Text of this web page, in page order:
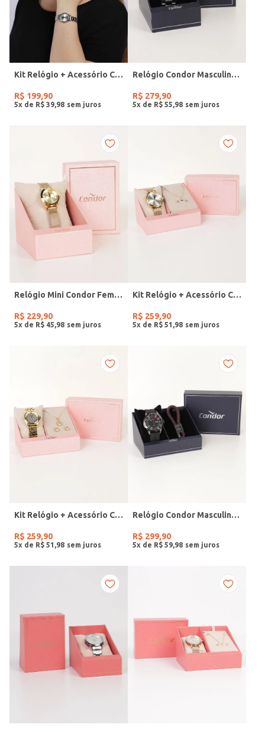
Kit Relógio + Acessório Condor Feminino PRATA
R$ 199,90
5x de R$ 39 98
Relógio Condor Masculino PRATA
R$ 279,90
5x de R$ 55 98
Relógio Mini Condor Feminino DOURADO
R$ 229,90
5x de R$ 45 98
Kit Relógio + Acessório Condor Feminino DOURADO
R$ 259,90
5x de R$ 51 98
Kit Relógio + Acessório Condor Feminino DOURADO
R$ 259,90
5x de R$ 51 98
Relógio Condor Masculino PRETO
R$ 299,90
5x de R$ 59 98